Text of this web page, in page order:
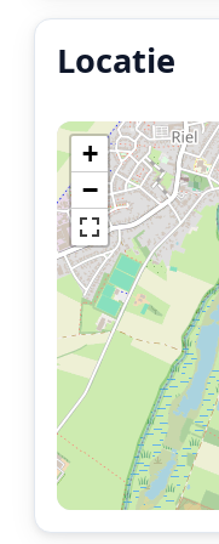
Locatie
+
−
Locatie van het